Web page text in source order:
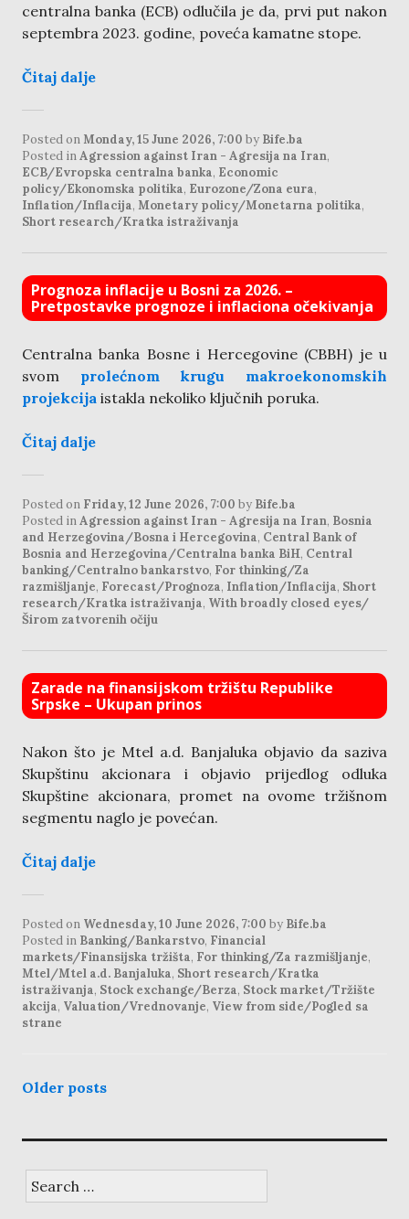
centralna banka (ECB) odlučila je da, prvi put nakon
septembra 2023. godine, poveća kamatne stope.
Čitaj dalje
Posted on Monday, 15 June 2026, 7:00 by Bife.ba
Posted inAgression against Iran - Agresija na Iran,
ECB/Evropska centralna banka, Economic
policy/Ekonomska politika, Eurozone/Zona eura,
Inflation/Inflacija, Monetary policy/Monetarna politika,
Short research/Kratka istraživanja
Prognoza inflacije u Bosni za 2026. –
Pretpostavke prognoze i inflaciona očekivanja
Centralna banka Bosne i Hercegovine (CBBH) je u
svom prolećnom krugu makroekonomskih
projekcija istakla nekoliko ključnih poruka.
Čitaj dalje
Posted on Friday, 12 June 2026, 7:00 by Bife.ba
Posted inAgression against Iran - Agresija na Iran, Bosnia
and Herzegovina/Bosna i Hercegovina, Central Bank of
Bosnia and Herzegovina/Centralna banka BiH, Central
banking/Centralno bankarstvo, For thinking/Za
razmišljanje, Forecast/Prognoza, Inflation/Inflacija, Short
research/Kratka istraživanja, With broadly closed eyes/
Širom zatvorenih očiju
Zarade na finansijskom tržištu Republike
Srpske – Ukupan prinos
Nakon što je Mtel a.d. Banjaluka objavio da saziva
Skupštinu akcionara i objavio prijedlog odluka
Skupštine akcionara, promet na ovome tržišnom
segmentu naglo je povećan.
Čitaj dalje
Posted on Wednesday, 10 June 2026, 7:00 by Bife.ba
Posted in Banking/Bankarstvo, Financial
markets/Finansijska tržišta, For thinking/Za razmišljanje,
Mtel/Mtel a.d. Banjaluka, Short research/Kratka
istraživanja, Stock exchange/Berza, Stock market/Tržište
akcija, Valuation/Vrednovanje, View from side/Pogled sa
strane
posts
navigation
Older posts
for: